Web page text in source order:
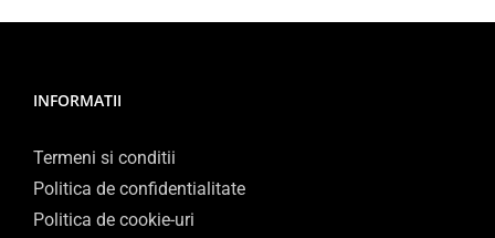
INFORMATII
Termeni si conditii
Politica de confidentialitate
Politica de cookie-uri